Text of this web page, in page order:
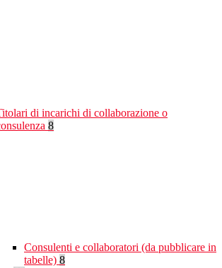
di incarichi di collaborazione o
8
Consulenti e collaboratori (da pubblicare in
tabelle) 8